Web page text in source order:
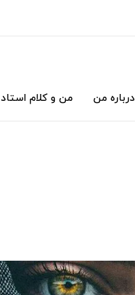
درباره من من و کلام استاد